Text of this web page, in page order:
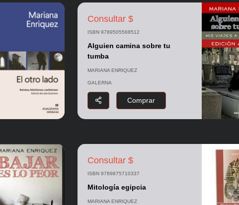
Consultar $
ISBN 9789505568512
Alguien camina sobre tu
tumba
MARIANA ENRIQUEZ
GALERNA
Comprar
Consultar $
ISBN 9789875710337
Mitología egipcia
MARIANA ENRIQUEZ